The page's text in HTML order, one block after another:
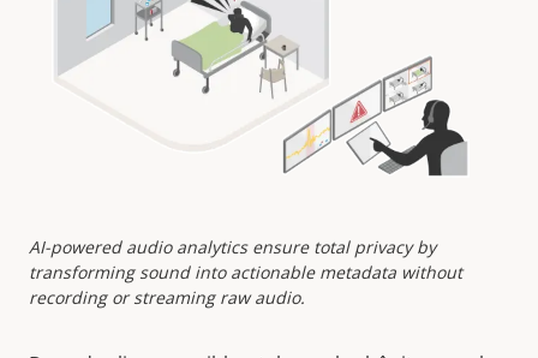
AI-powered audio analytics ensure total privacy by
transforming sound into actionable metadata without
recording or streaming raw audio.